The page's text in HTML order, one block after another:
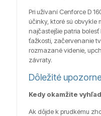
Pri užívaní Cenforce D
účinky, ktoré sú obvykle
najčastejšie patria
ťažkosti, začervenanie
rozmazané videnie,
závraty.
Dôležité
Kedy okamžite
Ak dôjde k prudkému